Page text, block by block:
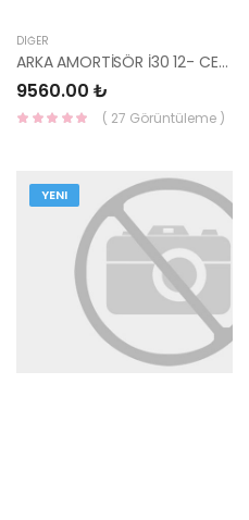
DIĞER
ARKA AMORTİSÖR İ30 12- CEED 55300-A6420-HMC
9560.00 ₺
( 27 Görüntüleme )
YENI